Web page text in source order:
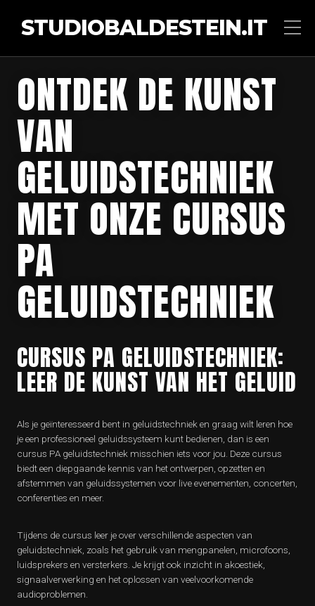
STUDIOBALDESTEIN.IT
ONTDEK DE KUNST
VAN
GELUIDSTECHNIEK
MET ONZE CURSUS
PA
GELUIDSTECHNIEK
CURSUS PA GELUIDSTECHNIEK:
LEER DE KUNST VAN HET GELUID
Als je geïnteresseerd bent in geluidstechniek en graag wilt leren hoe
je een professioneel geluidssysteem kunt bedienen, dan is een
cursus PA geluidstechniek misschien iets voor jou. Deze cursus
biedt een diepgaande kennis van het ontwerpen, opzetten en
afstemmen van geluidssystemen voor live evenementen, concerten,
conferenties en meer.
Tijdens de cursus leer je over verschillende aspecten van
geluidstechniek, zoals het gebruik van mengpanelen, microfoons,
luidsprekers en versterkers. Je krijgt ook inzicht in akoestiek,
signaalverwerking en het oplossen van veelvoorkomende
audioproblemen.